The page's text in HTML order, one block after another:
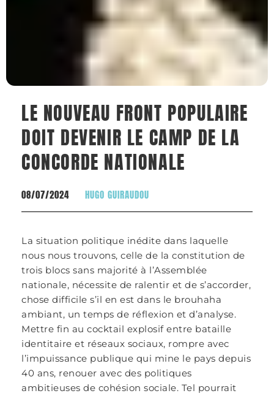
LE NOUVEAU FRONT POPULAIRE
DOIT DEVENIR LE CAMP DE LA
CONCORDE NATIONALE
08/07/2024 HUGO GUIRAUDOU
La situation politique inédite dans laquelle
nous nous trouvons, celle de la constitution de
trois blocs sans majorité à l’Assemblée
nationale, nécessite de ralentir et de s’accorder,
chose difficile s’il en est dans le brouhaha
ambiant, un temps de réflexion et d’analyse.
Mettre fin au cocktail explosif entre bataille
identitaire et réseaux sociaux, rompre avec
l’impuissance publique qui mine le pays depuis
40 ans, renouer avec des politiques
ambitieuses de cohésion sociale. Tel pourrait